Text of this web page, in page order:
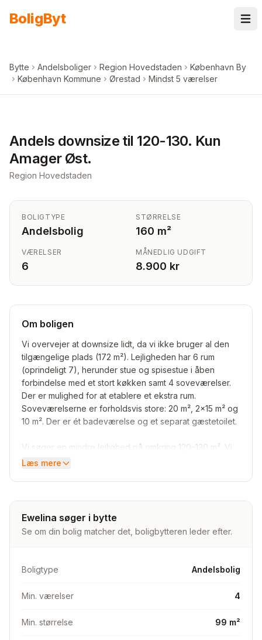
BoligByt
Bytte Andelsboliger Region Hovedstaden
København By
København Kommune
Ørestad Mindst 5 værelser
Andels downsize til 120-130. Kun
Amager Øst.
Region Hovedstaden
BOLIGTYPE
Andelsbolig
STØRRELSE
160 m²
VÆRELSER
6
MÅNEDLIG UDGIFT
8.900 kr
Om boligen
Vi overvejer at downsize lidt, da vi ikke bruger al den
tilgængelige plads (172 m²). Lejligheden har 6 rum
(oprindeligt 7), herunder stue og spisestue i åben
forbindelse med et stort køkken samt 4 soveværelser.
Der er mulighed for at etablere et ekstra rum.
Soveværelserne er forholdsvis store: 20 m², 2×15 m² og
10 m². Der er ét badeværelse og et separat gæstetoilet.
Vi søger en mindre lejlighed på omkring 120–130 m². Vi
har brug for 3 regulære, adskilte soveværelser (mindst
ønsker vi stue, køkken-alrum samt badeværelse;
separat gæstetoilet er en fordel, men ikke et krav.
Vi er udelukkende interesserede i Amager Øst — jo
Læs mere
Ewelina søger i bytte
Se om din bolig matcher det, boligbytteren leder efter.
Boligtype Andelsbolig
Min. værelser 4
Min. størrelse 99 m²